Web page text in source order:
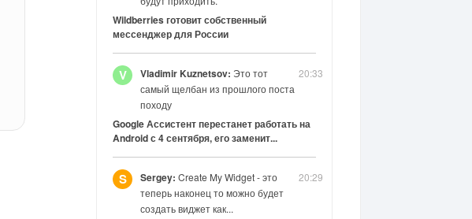
Wildberries готовит собственный
мессенджер для России
20:33
V Vladimir Kuznetsov: Это тот
самый щелбан из прошлого поста
походу
Google Ассистент перестанет работать на
Android с 4 сентября, его заменит...
20:29
S Sergey: Create My Widget - это
теперь наконец то можно будет
создать виджет как...